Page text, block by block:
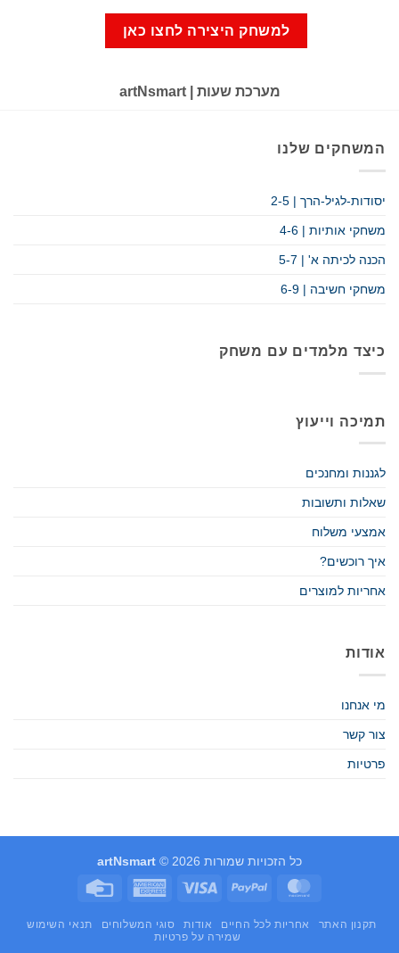
למשחק היצירה לחצו כאן
מערכת שעות | artNsmart
המשחקים שלנו
יסודות-לגיל-הרך | 2-5
משחקי אותיות | 4-6
הכנה לכיתה א' | 5-7
משחקי חשיבה | 6-9
כיצד מלמדים עם משחק
תמיכה וייעוץ
לגננות ומחנכים
שאלות ותשובות
אמצעי משלוח
איך רוכשים?
אחריות למוצרים
אודות
מי אנחנו
צור קשר
פרטיות
כל הזכויות שמורות 2026 ©
artNsmart
MasterCard
PayPal
Visa
American
תקנון האתר אחריות לכל החיים אודות סוגי המשלוחים
תנאי השימוש
שמירה על פרטיות